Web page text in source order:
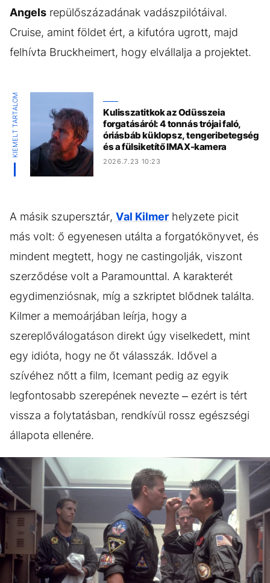
Angels repülőszázadának vadászpilótáival.
Cruise, amint földet ért, a kifutóra ugrott, majd
felhívta Bruckheimert, hogy elvállalja a projektet.
KIEMELT TARTALOM
Kulisszatitkok az Odüsszeia
forgatásáról: 4 tonnás trójai faló,
óriásbáb küklopsz, tengeribetegség
és a fülsiketítő IMAX-kamera
2026.7.23 10:23
A másik szupersztár, Val Kilmer helyzete picit
más volt: ő egyenesen utálta a forgatókönyvet, és
mindent megtett, hogy ne castingolják, viszont
szerződése volt a Paramounttal. A karakterét
egydimenziósnak, míg a szkriptet blődnek találta.
Kilmer a memoárjában leírja, hogy a
szereplőválogatáson direkt úgy viselkedett, mint
egy idióta, hogy ne őt válasszák. Idővel a
szívéhez nőtt a film, Icemant pedig az egyik
legfontosabb szerepének nevezte – ezért is tért
vissza a folytatásban, rendkívül rossz egészségi
állapota ellenére.